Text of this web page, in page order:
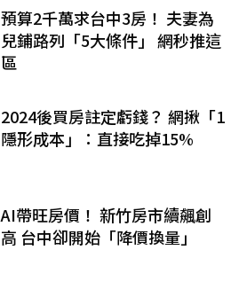
預算2千萬求台中3房！ 夫妻為
兒鋪路列「5大條件」 網秒推這
區
2024後買房註定虧錢？ 網揪「1
隱形成本」：直接吃掉15%
AI帶旺房價！ 新竹房市續飆創
高 台中卻開始「降價換量」